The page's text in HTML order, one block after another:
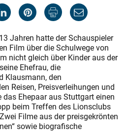
Jahren hatte der Schauspieler
Film über die Schulwege von
nicht gleich über Kinder aus der
Ehefrau, die
Klausmann, den
Reisen, Preisverleihungen und
Ehepaar aus Stuttgart einen
beim Treffen des Lionsclubs
Filme aus der preisgekrönten
sowie biografische